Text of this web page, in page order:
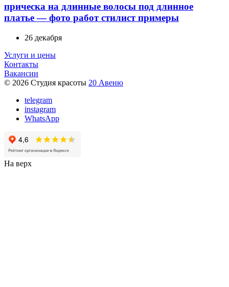
прическа на длинные волосы под длинное
платье — фото работ стилист примеры
26 декабря
Услуги и цены
Контакты
Вакансии
© 2026 Студия красоты 20 Авеню
telegram
instagram
WhatsApp
На верх